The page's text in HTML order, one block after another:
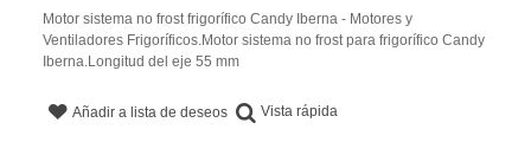
Motor sistema no frost frigorífico Candy Iberna - Motores y
Ventiladores Frigoríficos.Motor sistema no frost para frigorífico Candy
Iberna.Longitud del eje 55 mm
Añadir a lista de deseos Vista rápida